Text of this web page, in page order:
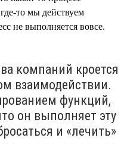
то мы действуем
не выполняется вовсе.
компаний кроется
взаимодействии.
функций,
он выполняет эту
и «лечить»